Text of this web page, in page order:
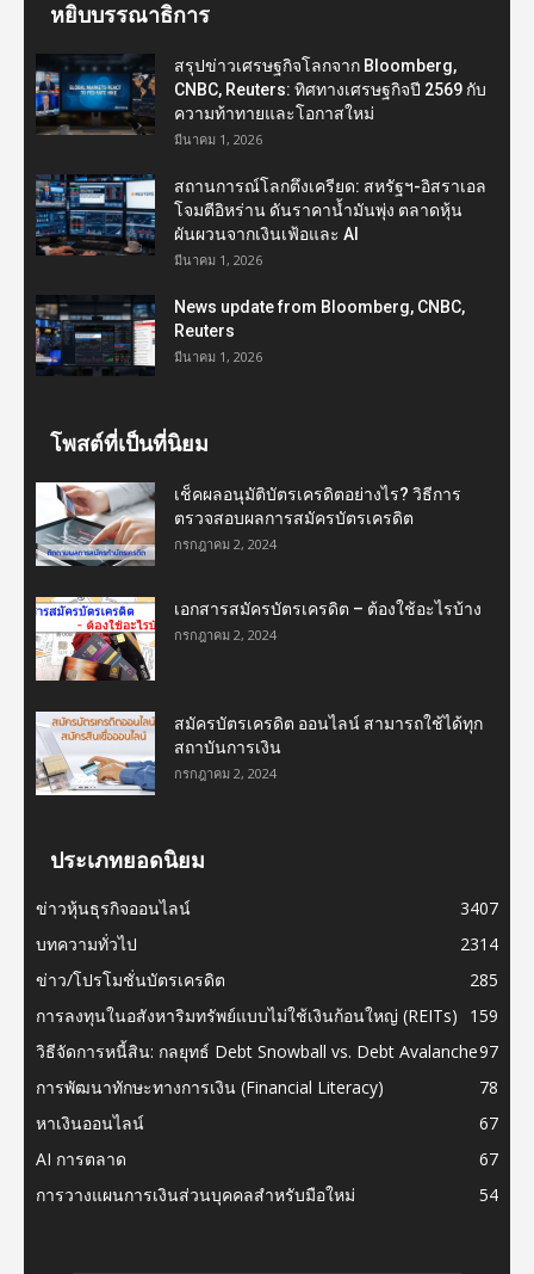
หยิบบรรณาธิการ
สรุปข่าวเศรษฐกิจโลกจาก Bloomberg,
CNBC, Reuters: ทิศทางเศรษฐกิจปี 2569 กับ
ความท้าทายและโอกาสใหม่
มีนาคม 1, 2026
สถานการณ์โลกตึงเครียด: สหรัฐฯ-อิสราเอล
โจมตีอิหร่าน ดันราคาน้ำมันพุ่ง ตลาดหุ้น
ผันผวนจากเงินเฟ้อและ AI
มีนาคม 1, 2026
News update from Bloomberg, CNBC,
Reuters
มีนาคม 1, 2026
โพสต์ที่เป็นที่นิยม
เช็คผลอนุมัติบัตรเครดิตอย่างไร? วิธีการ
ตรวจสอบผลการสมัครบัตรเครดิต
กรกฎาคม 2, 2024
เอกสารสมัครบัตรเครดิต – ต้องใช้อะไรบ้าง
กรกฎาคม 2, 2024
สมัครบัตรเครดิต ออนไลน์ สามารถใช้ได้ทุก
สถาบันการเงิน
กรกฎาคม 2, 2024
ประเภทยอดนิยม
ข่าวหุ้นธุรกิจออนไลน์
3407
บทความทั่วไป
2314
ข่าว/โปรโมชั่นบัตรเครดิต
285
การลงทุนในอสังหาริมทรัพย์แบบไม่ใช้เงินก้อนใหญ่ (REITs)
159
วิธีจัดการหนี้สิน: กลยุทธ์ Debt Snowball vs. Debt Avalanche97
การพัฒนาทักษะทางการเงิน (Financial Literacy)
78
หาเงินออนไลน์
67
AI การตลาด
67
การวางแผนการเงินส่วนบุคคลสำหรับมือใหม่
54